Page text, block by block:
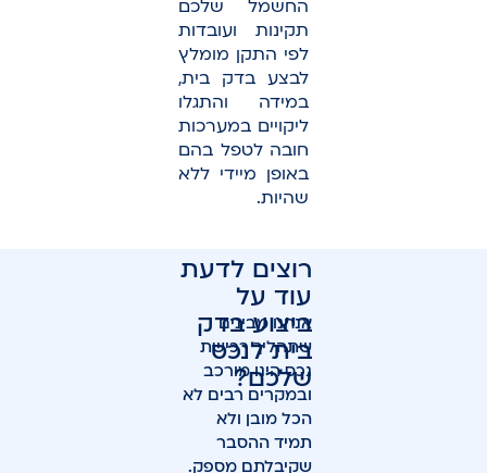
החשמל שלכם
תקינות ועובדות
לפי התקן מומלץ
לבצע בדק בית,
במידה והתגלו
ליקויים במערכות
חובה לטפל בהם
באופן מיידי ללא
שהיות.
רוצים לדעת
עוד על
ביצוע בדק
בית לנכס
שלכם?
אנחנו מבינים
שתהליך רכישת
נכס הינו מורכב
ובמקרים רבים לא
הכל מובן ולא
תמיד ההסבר
שקיבלתם מספק.